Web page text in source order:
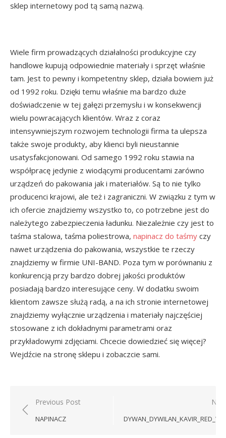
sklep internetowy pod tą samą nazwą.
Wiele firm prowadzących działalności produkcyjne czy
handlowe kupują odpowiednie materiały i sprzęt właśnie
tam. Jest to pewny i kompetentny sklep, działa bowiem już
od 1992 roku. Dzięki temu właśnie ma bardzo duże
doświadczenie w tej gałęzi przemysłu i w konsekwencji
wielu powracających klientów. Wraz z coraz
intensywniejszym rozwojem technologii firma ta ulepsza
także swoje produkty, aby klienci byli nieustannie
usatysfakcjonowani. Od samego 1992 roku stawia na
współpracę jedynie z wiodącymi producentami zarówno
urządzeń do pakowania jak i materiałów. Są to nie tylko
producenci krajowi, ale też i zagraniczni. W związku z tym w
ich ofercie znajdziemy wszystko to, co potrzebne jest do
należytego zabezpieczenia ładunku. Niezależnie czy jest to
taśma stalowa, taśma poliestrowa, napinacz do taśmy czy
nawet urządzenia do pakowania, wszystkie te rzeczy
znajdziemy w firmie UNI-BAND. Poza tym w porównaniu z
konkurencją przy bardzo dobrej jakości produktów
posiadają bardzo interesujące ceny. W dodatku swoim
klientom zawsze służą radą, a na ich stronie internetowej
znajdziemy wyłącznie urządzenia i materiały najczęściej
stosowane z ich dokładnymi parametrami oraz
przykładowymi zdjęciami. Chcecie dowiedzieć się więcej?
Wejdźcie na stronę sklepu i zobaczcie sami.
Nawigacja
wpisu
Previous Post
NAPINACZ